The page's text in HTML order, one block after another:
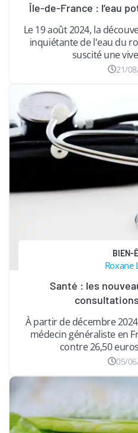
Île-de-France : l’eau
Le 19 août 2024, la
inquiétante de l'eau du
suscité une
21/
BIEN-
Roxane
Santé : les
À partir de décembre
médecin généraliste en
contre 26,50
05/